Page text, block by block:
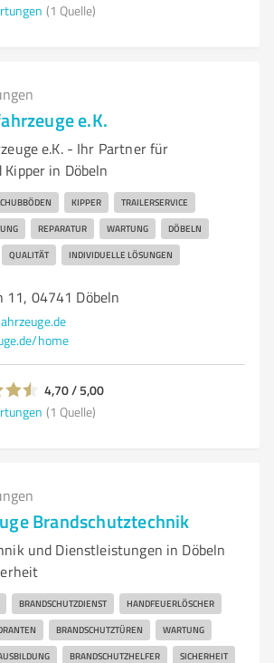
(1 Quelle)
e.K.
e.K. - Ihr Partner für
in Döbeln
KIPPER TRAILERSERVICE
REPARATUR WARTUNG DÖBELN
QUALITÄT INDIVIDUELLE LÖSUNGEN
11, 04741 Döbeln
home
4,70 / 5,00
(1 Quelle)
Brandschutztechnik
und Dienstleistungen in Döbeln
BRANDSCHUTZDIENST HANDFEUERLÖSCHER
BRANDSCHUTZTÜREN WARTUNG
BRANDSCHUTZHELFER SICHERHEIT